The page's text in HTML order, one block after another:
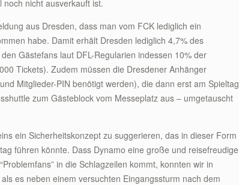
nicht ausverkauft ist.
aus Dresden, dass man vom FCK lediglich ein
habe. Damit erhält Dresden lediglich 4,7% des
Gästefans laut DFL-Regularien indessen 10% der
Tickets). Zudem müssen die Dresdener Anhänger
Mitglieder-PIN benötigt werden), die dann erst am Spieltag
zum Gästeblock vom Messeplatz aus – umgetauscht
ein Sicherheitskonzept zu suggerieren, das in dieser Form
führen könnte. Dass Dynamo eine große und reisefreudige
in die Schlagzeilen kommt, konnten wir in
es neben einem versuchten Eingangssturm nach dem